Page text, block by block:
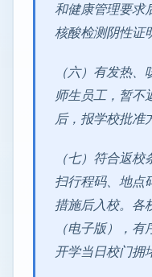
和健康管理要求
核酸检测阴性证
（六）有发热
师生员工，暂不
后，报学校批准
（七）符合返
扫行程码、地点
措施后入校。各
（电子版），
开学当日校门拥